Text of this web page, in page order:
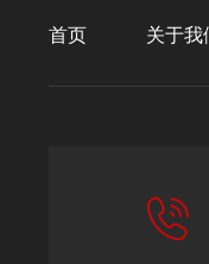
首页 关于我